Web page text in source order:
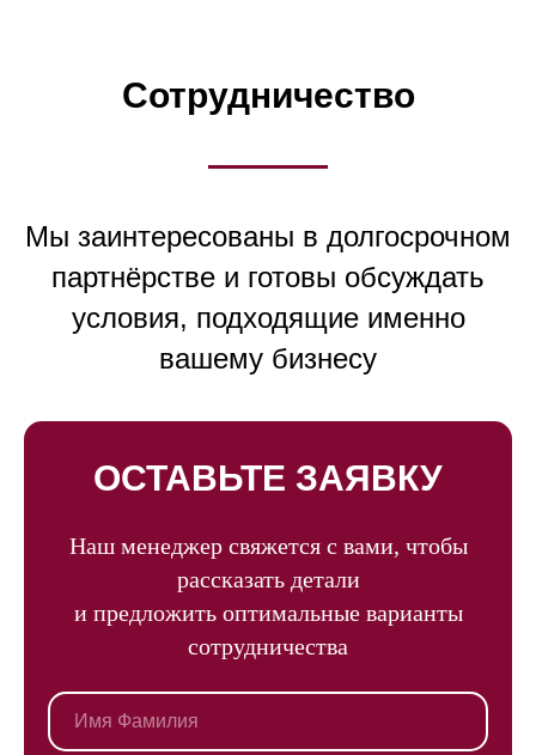
Сотрудничество
Мы заинтересованы в долгосрочном
партнёрстве и готовы обсуждать
условия, подходящие именно
вашему бизнесу
ОСТАВЬТЕ ЗАЯВКУ
Наш менеджер свяжется с вами, чтобы
рассказать детали
и предложить оптимальные варианты
сотрудничества